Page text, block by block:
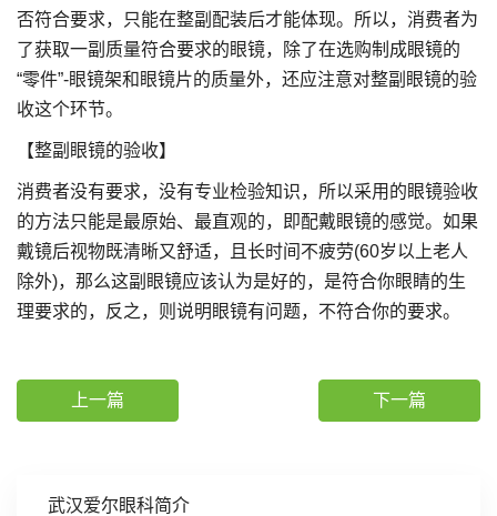
武汉爱尔眼科简介
否符合要求，只能在整副配装后才能体现。所以，消费者为
了获取一副质量符合要求的眼镜，除了在选购制成眼镜的
“零件”-眼镜架和眼镜片的质量外，还应注意对整副眼镜的验
收这个环节。
【整副眼镜的验收】
消费者没有要求，没有专业检验知识，所以采用的眼镜验收
的方法只能是最原始、最直观的，即配戴眼镜的感觉。如果
戴镜后视物既清晰又舒适，且长时间不疲劳(60岁以上老人
除外)，那么这副眼镜应该认为是好的，是符合你眼睛的生
理要求的，反之，则说明眼镜有问题，不符合你的要求。
上一篇 下一篇